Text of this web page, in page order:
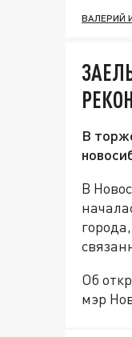
ВАЛЕРИЙ
В
В
Об
мэр